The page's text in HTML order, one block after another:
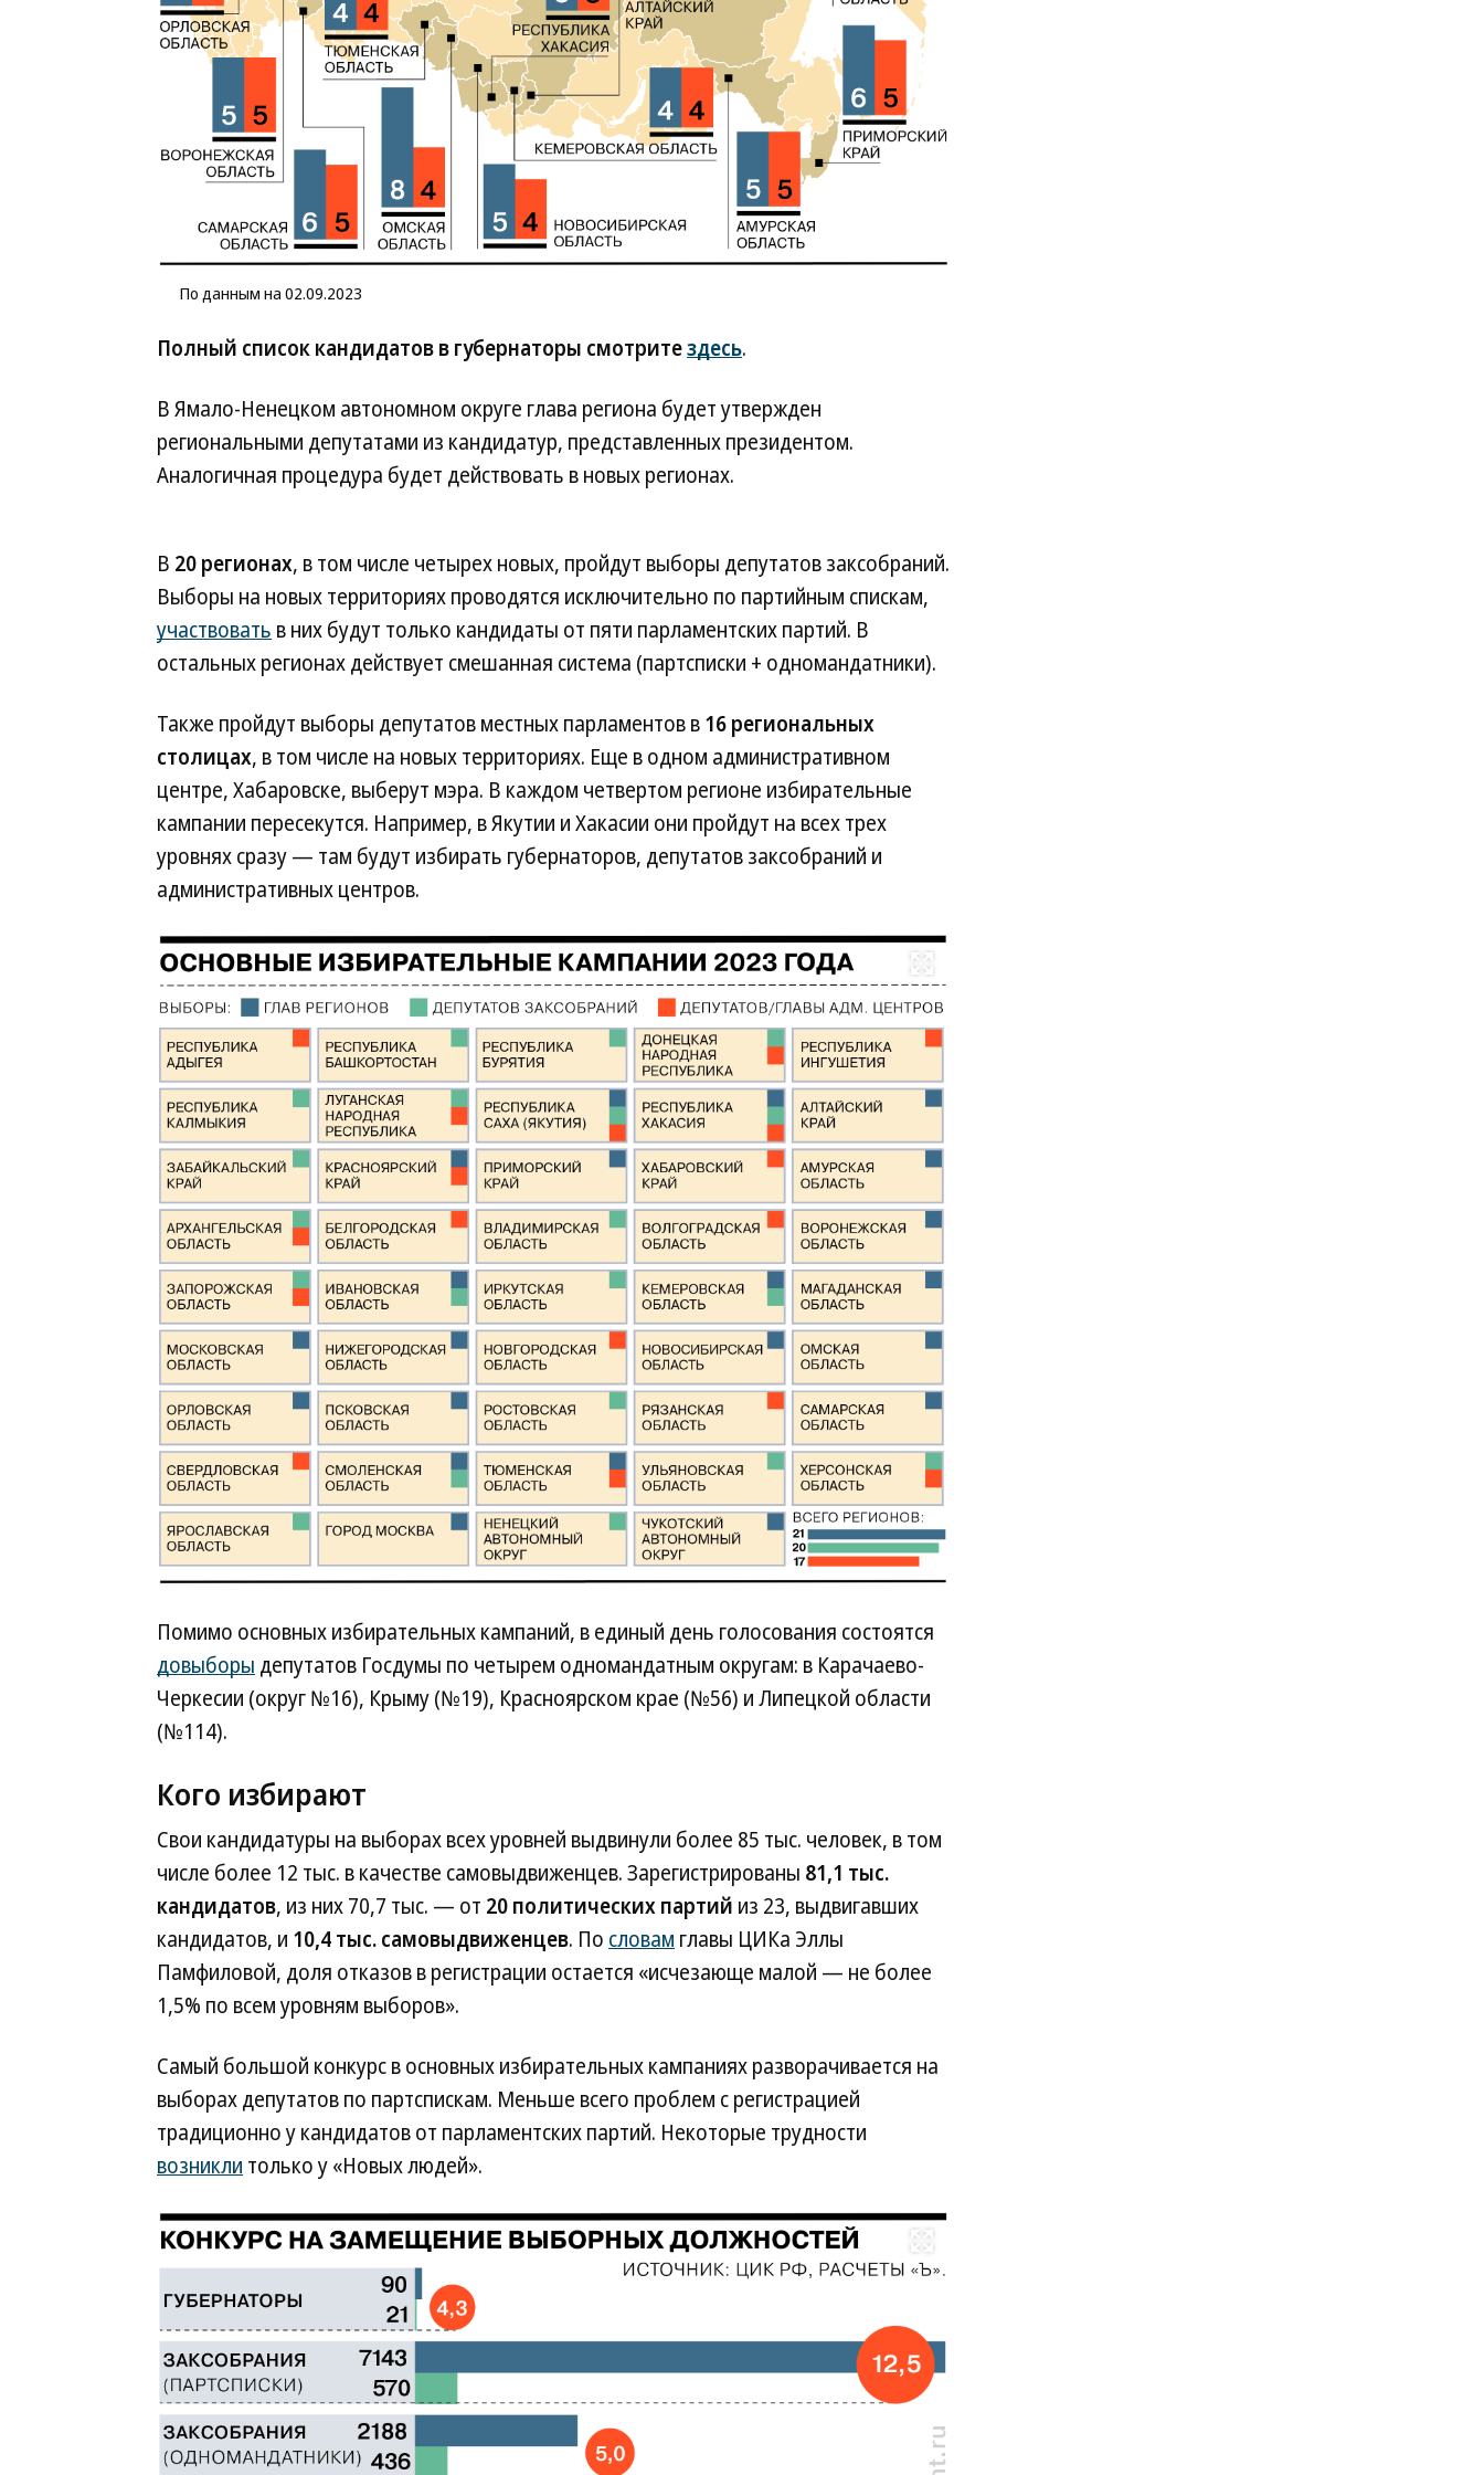
По данным на 02.09.2023
Полный список кандидатов в губернаторы смотритездесь.
В Ямало-Ненецком автономном округе глава региона будет утвержден
региональными депутатами из кандидатур, представленных президентом.
Аналогичная процедура будет действовать в новых регионах.
В 20 регионах, в том числе четырех новых, пройдут выборы депутатов заксобраний.
Выборы на новых территориях проводятся исключительно по партийным спискам,
участвовать в них будут только кандидаты от пяти парламентских партий. В
остальных регионах действует смешанная система (партсписки + одномандатники).
Также пройдут выборы депутатов местных парламентов в16 региональных
столицах, в том числе на новых территориях. Еще в одном административном
центре, Хабаровске, выберут мэра. В каждом четвертом регионе избирательные
кампании пересекутся. Например, в Якутии и Хакасии они пройдут на всех трех
уровнях сразу — там будут избирать губернаторов, депутатов заксобраний и
административных центров.
Развернуть на весь экран
Помимо основных избирательных кампаний, в единый день голосования состоятся
довыборы депутатов Госдумы по четырем одномандатным округам: в Карачаево-
Черкесии (округ №16), Крыму (№19), Красноярском крае (№56) и Липецкой области
(№114).
Кого избирают
Свои кандидатуры на выборах всех уровней выдвинули более 85 тыс. человек, в том
числе более 12 тыс. в качестве самовыдвиженцев. Зарегистрированы 81,1 тыс.
кандидатов, из них 70,7 тыс. — от 20 политических партий из 23, выдвигавших
кандидатов, и 10,4 тыс. самовыдвиженцев. По словам главы ЦИКа Эллы
Памфиловой, доля отказов в регистрации остается «исчезающе малой — не более
1,5% по всем уровням выборов».
Самый большой конкурс в основных избирательных кампаниях разворачивается на
выборах депутатов по партспискам. Меньше всего проблем с регистрацией
традиционно у кандидатов от парламентских партий. Некоторые трудности
возникли только у «Новых людей».
Развернуть на весь экран